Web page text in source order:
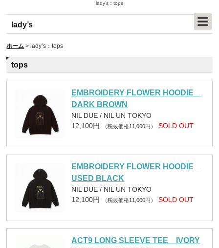
lady’s：tops
lady’s
ホーム > lady’s：tops
tops
EMBROIDERY FLOWER HOODIE
DARK BROWN
NIL DUE / NIL UN TOKYO
12,100円
（税抜価格11,000円） SOLD OUT
EMBROIDERY FLOWER HOODIE
USED BLACK
NIL DUE / NIL UN TOKYO
12,100円
（税抜価格11,000円） SOLD OUT
ACT9 LONG SLEEVE TEE IVORY